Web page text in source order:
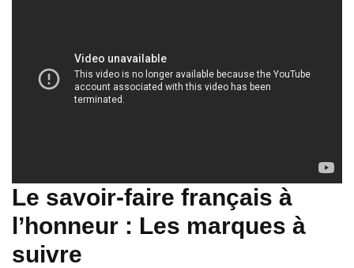
Le savoir-faire français à
l’honneur : Les marques à
suivre